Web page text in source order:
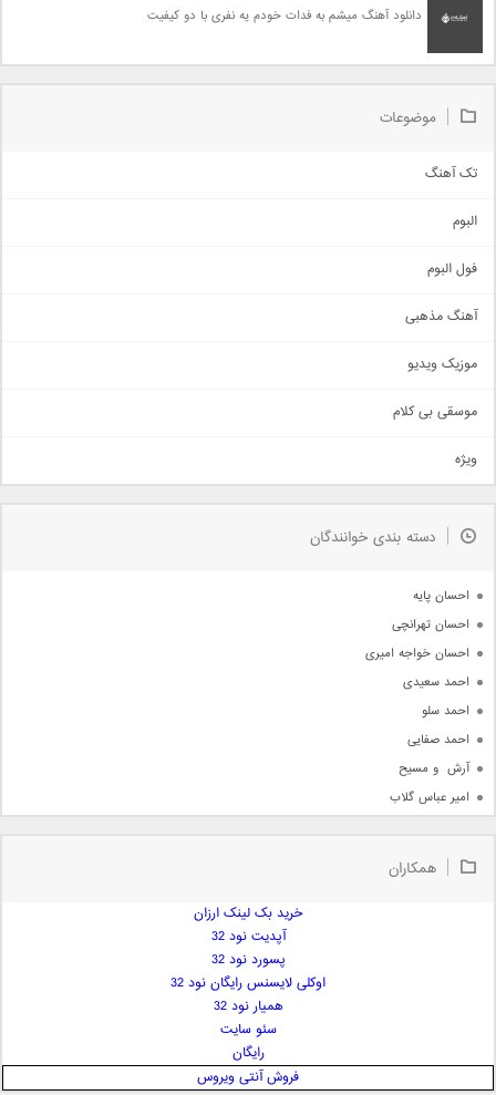
دانلود آهنگ میشم به فدات خودم یه نفری با دو کیفیت
موضوعات
تک آهنگ
اجتماعی
حماسی
سنتی
اهنگ بندرعباسی
دمو
مذهبی
جدیدترین ها
البوم
فول البوم
آهنگ مذهبی
موزیک ویدیو
موسقی بی کلام
ویژه
دسته بندی خوانندگان
احسان پایه
احسان تهرانچی
احسان خواجه امیری
احمد سعیدی
احمد سلو
احمد صفایی
آرش  و مسیح
امیر عباس گلاب
امیر علی
ایمان غلامی
همکاران
خرید بک لینک ارزان
آپدیت نود 32
پسورد نود 32
اوکلی لایسنس رایگان نود 32
همیار نود 32
سئو سایت
رایگان
فروش آنتی ویروس